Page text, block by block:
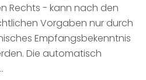
Rechts - kann nach den
Vorgaben nur durch
Empfangsbekenntnis
Die automatisch